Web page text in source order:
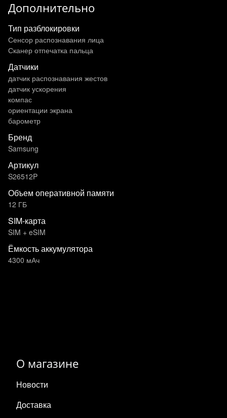
Дополнительно
Тип разблокировки
Сенсор распознавания лица
Сканер отпечатка пальца
Датчики
датчик распознавания жестов
датчик ускорения
компас
ориентации экрана
барометр
Бренд
Samsung
Артикул
S26512P
Объем оперативной памяти
12 ГБ
SIM-карта
SIM + eSIM
Ёмкость аккумулятора
4300 мАч
О магазине
Новости
Доставка